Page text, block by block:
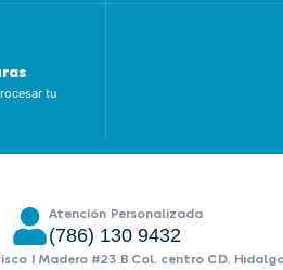
tu
Atención Personalizada
(786) 130 9432
I Madero #23 B Col. centro CD.